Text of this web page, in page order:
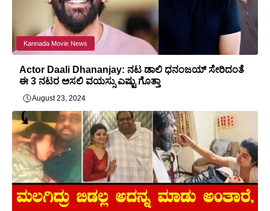
Kannada Movie News
Actor Daali Dhananjay: ನಟ ಡಾಲಿ ಧನಂಜಯ್ ಸೇರಿದಂತೆ
ಈ 3 ನಟರ ಅಸಲಿ ವಯಸ್ಸು ಎಷ್ಟು ಗೊತ್ತಾ
August 23, 2024